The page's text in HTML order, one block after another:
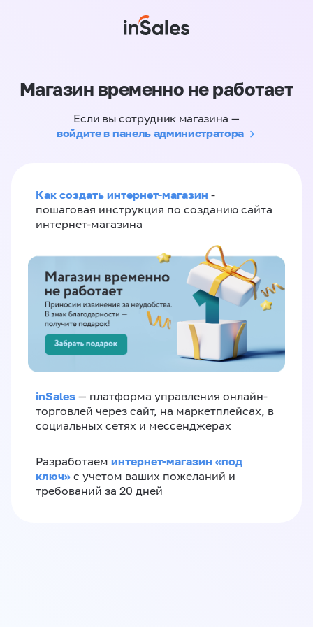
Магазин временно не работает
Если вы сотрудник магазина —
войдите в панель администратора
Как создать интернет-магазин -
пошаговая инструкция по созданию сайта
интернет-магазина
inSales — платформа управления онлайн-
торговлей через сайт, на маркетплейсах, в
социальных сетях и мессенджерах
Разработаем интернет-магазин «‎под
ключ»‎ с учетом ваших пожеланий и
требований за 20 дней